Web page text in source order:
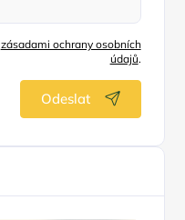
zásadami ochrany osobních
údajů.
Odeslat